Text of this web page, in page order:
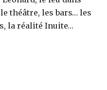
théâtre, les bars… les
la réalité Inuite…